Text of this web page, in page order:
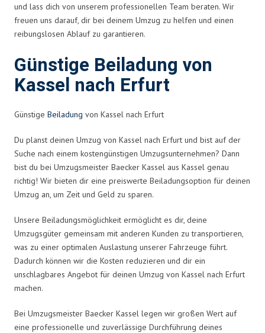
und lass dich von unserem professionellen Team beraten. Wir
freuen uns darauf, dir bei deinem Umzug zu helfen und einen
reibungslosen Ablauf zu garantieren.
Günstige Beiladung von
Kassel nach Erfurt
Günstige Beiladung von Kassel nach Erfurt
Du planst deinen Umzug von Kassel nach Erfurt und bist auf der
Suche nach einem kostengünstigen Umzugsunternehmen? Dann
bist du bei Umzugsmeister Baecker Kassel aus Kassel genau
richtig! Wir bieten dir eine preiswerte Beiladungsoption für deinen
Umzug an, um Zeit und Geld zu sparen.
Unsere Beiladungsmöglichkeit ermöglicht es dir, deine
Umzugsgüter gemeinsam mit anderen Kunden zu transportieren,
was zu einer optimalen Auslastung unserer Fahrzeuge führt.
Dadurch können wir die Kosten reduzieren und dir ein
unschlagbares Angebot für deinen Umzug von Kassel nach Erfurt
machen.
Bei Umzugsmeister Baecker Kassel legen wir großen Wert auf
eine professionelle und zuverlässige Durchführung deines